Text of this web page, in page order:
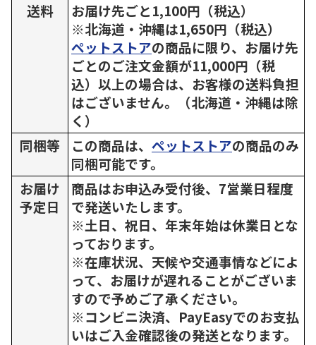
送料
お届け先ごと1,100円（税込）
※北海道・沖縄は1,650円（税込）
ペットストアの商品に限り、お届け先
ごとのご注文金額が11,000円（税
込）以上の場合は、お客様の送料負担
はございません。（北海道・沖縄は除
く）
同梱等
この商品は、 ペットストアの商品のみ
同梱可能です。
お届け
予定日
商品はお申込み受付後、7営業日程度
で発送いたします。
※土日、祝日、年末年始は休業日とな
っております。
※在庫状況、天候や交通事情などによ
って、お届けが遅れることがございま
すので予めご了承ください。
※コンビニ決済、PayEasyでのお支払
いはご入金確認後の発送となります。